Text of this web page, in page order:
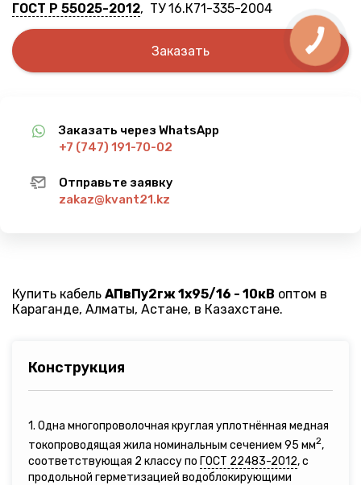
ГОСТ Р 55025-2012, ТУ 16.К71-335-2004
Заказать
Заказать через WhatsApp
+7 (747) 191-70-02
Отправьте заявку
zakaz@kvant21.kz
Купить кабель АПвПу2гж 1х95/16 - 10кВ оптом в
Караганде, Алматы, Астане, в Казахстане.
Конструкция
1. Одна многопроволочная круглая уплотнённая медная
токопроводящая жила номинальным сечением 95 мм2,
соответствующая 2 классу по ГОСТ 22483-2012, с
продольной герметизацией водоблокирующими